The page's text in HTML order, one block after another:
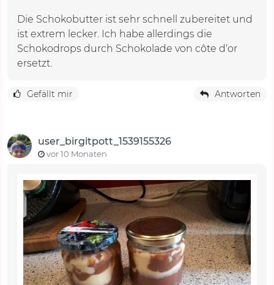
Die Schokobutter ist sehr schnell zubereitet und
ist extrem lecker. Ich habe allerdings die
Schokodrops durch Schokolade von côte d‘or
ersetzt.
Gefällt mir Antworten
user_birgitpott_1539155326
vor 10 Monaten